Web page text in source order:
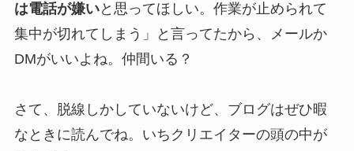
は電話が嫌いと思ってほしい。作業が止められて
集中が切れてしまう」と言ってたから、メールか
DMがいいよね。仲間いる？
さて、脱線しかしていないけど、ブログはぜひ暇
なときに読んでね。いちクリエイターの頭の中が